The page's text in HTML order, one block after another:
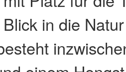
in die